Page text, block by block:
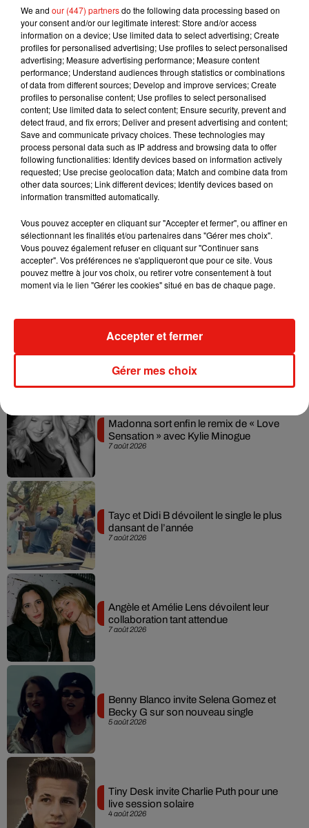
mouvements humains.
Mais malgré ces observations répétées, la cause profonde
reste inconnue. Certains chercheurs explorent des pistes
liées au cerveau, à la perception de l’espace ou encore à des
asymétries corporelles subtiles. D’autres pensent que le
hasard et le contexte jouent un rôle plus important qu’on ne
le croit.
Ce mystère, en apparence anodin, rappelle que même nos
gestes les plus simples ne sont pas totalement aléatoires.
Marcher en ligne droite, en réalité, est peut-être bien plus
Musique
Julien Lieb s’essaye à la vie de chatelain
dans son nouveau clip
7 août 2026
Madonna sort enfin le remix de « Love
Sensation » avec Kylie Minogue
7 août 2026
Tayc et Didi B dévoilent le single le plus
dansant de l’année
7 août 2026
Angèle et Amélie Lens dévoilent leur
collaboration tant attendue
5 août 2026
Benny Blanco invite Selena Gomez et
Becky G sur son nouveau single
4 août 2026
Tiny Desk invite Charlie Puth pour une
live session solaire
We and our (447) partnersdo the following data processing based on
your consent and/or our legitimate interest: Store and/or access
information on a device; Use limited data to select advertising; Create
profiles for personalised advertising; Use profiles to select personalised
advertising; Measure advertising performance; Measure content
performance; Understand audiences through statistics or combinations
of data from different sources; Develop and improve services; Create
profiles to personalise content; Use profiles to select personalised
content; Use limited data to select content; Ensure security, prevent and
detect fraud, and fix errors; Deliver and present advertising and content;
Save and communicate privacy choices. These technologies may
process personal data such as IP address and browsing data to offer
following functionalities: Identify devices based on information actively
requested; Use precise geolocation data; Match and combine data from
other data sources; Link different devices; Identify devices based on
information transmitted automatically.
Vous pouvez accepter en cliquant sur "Accepter et fermer", ou affiner en
sélectionnant les finalités et/ou partenaires dans "Gérer mes choix".
Vous pouvez également refuser en cliquant sur "Continuer sans
accepter". Vos préférences ne s'appliqueront que pour ce site. Vous
pouvez mettre à jour vos choix, ou retirer votre consentement à tout
moment via le lien "Gérer les cookies" situé en bas de chaque page.
Gérer mes choix
Accepter et fermer